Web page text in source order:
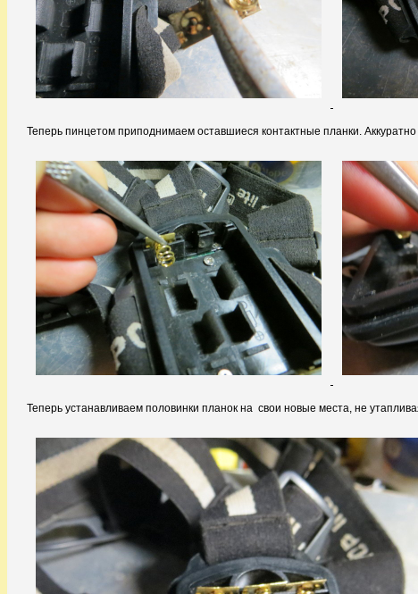
Теперь пинцетом приподнимаем оставшиеся контактные планки.
Теперь устанавливаем половинки планок на свои новые места, не